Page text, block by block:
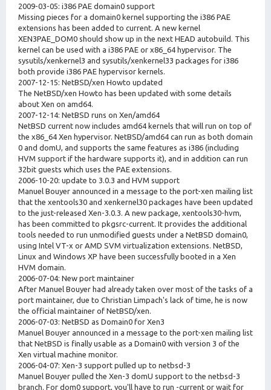
2009-03-05: i386 PAE domain0 support
Missing pieces for a domain0 kernel supporting the i386 PAE
extensions has been added to current. A new kernel
XEN3PAE_DOM0 should show up in the next HEAD autobuild. This
kernel can be used with a i386 PAE or x86_64 hypervisor. The
sysutils/xenkernel3 and sysutils/xenkernel33 packages for i386
both provide i386 PAE hypervisor kernels.
2007-12-15: NetBSD/xen Howto updated
The NetBSD/xen Howto has been updated with some details
about Xen on amd64.
2007-12-14: NetBSD runs on Xen/amd64
NetBSD current now includes amd64 kernels that will run on top of
the x86_64 Xen hypervisor. NetBSD/amd64 can run as both domain
0 and domU, and supports the same features as i386 (including
HVM support if the hardware supports it), and in addition can run
32bit guests which uses the PAE extensions.
2006-10-20: update to 3.0.3 and HVM support
Manuel Bouyer announced in a message to the port-xen mailing list
that the xentools30 and xenkernel30 packages have been updated
to the just-released Xen-3.0.3. A new package, xentools30-hvm,
has been committed to pkgsrc-current. It provides the additional
tools needed to run unmodified guests under a NetBSD domain0,
using Intel VT-x or AMD SVM virtualization extensions. NetBSD,
Linux and Windows XP have been successfully booted in a Xen
HVM domain.
2006-07-04: New port maintainer
After Manuel Bouyer had already taken over most of the tasks of a
port maintainer, due to Christian Limpach's lack of time, he is now
the official maintainer of NetBSD/xen.
2006-07-03: NetBSD as Domain0 for Xen3
Manuel Bouyer announced in a message to the port-xen mailing list
that NetBSD is finally usable as a Domain0 with version 3 of the
Xen virtual machine monitor.
2006-04-07: Xen-3 support pulled up to netbsd-3
Manuel Bouyer pulled the Xen-3 domU support to the netbsd-3
branch. For dom0 support, you'll have to run -current or wait for